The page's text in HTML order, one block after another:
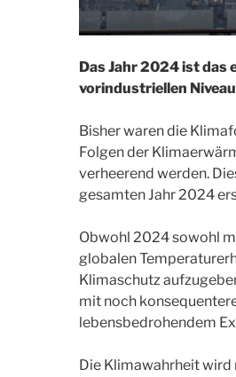
Das Jahr 2024 ist das
vorindustriellen
Bisher waren die
Folgen der
verheerend werden.
gesamten Jahr 2024
Obwohl 2024 sowohl
globalen
Klimaschutz
mit noch
lebensbedrohendem
Die Klimawahrheit wird